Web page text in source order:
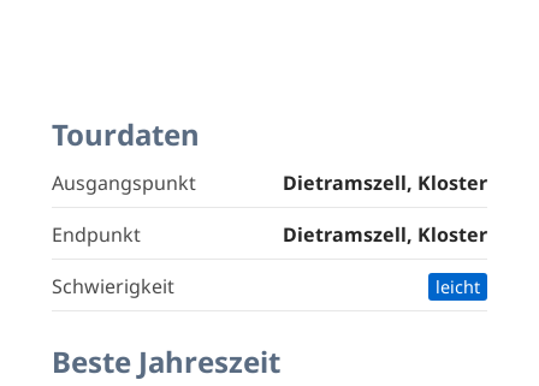
Tourdaten
Ausgangspunkt
Dietramszell, Kloster
Endpunkt
Dietramszell, Kloster
Schwierigkeit
leicht
Beste Jahreszeit